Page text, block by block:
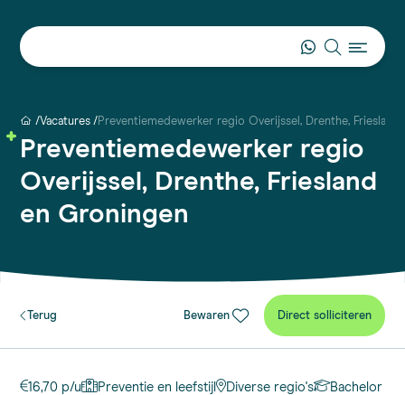
Vacatures Preventiemedewerker regio Overijssel, Drenthe, Friesland
Preventiemedewerker regio
Overijssel, Drenthe, Friesland
en Groningen
Terug Bewaren Direct solliciteren
16,70 p/u Preventie en leefstijl Diverse regio's
Bachelor